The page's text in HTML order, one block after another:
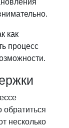
как
процесс
обратиться
несколько